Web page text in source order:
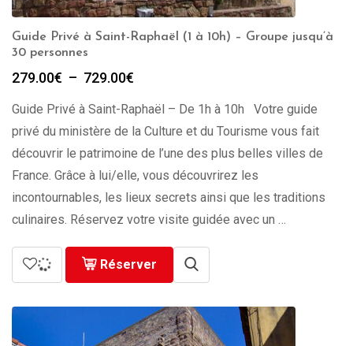
Guide Privé à Saint-Raphaël (1 à 10h) – Groupe jusqu’à
30 personnes
279.00€ – 729.00€
prix :
279.00€
à
729.00€
Guide Privé à Saint-Raphaël – De 1h à 10h Votre guide
privé du ministère de la Culture et du Tourisme vous fait
découvrir le patrimoine de l’une des plus belles villes de
France. Grâce à lui/elle, vous découvrirez les
incontournables, les lieux secrets ainsi que les traditions
culinaires. Réservez votre visite guidée avec un …
Réserver